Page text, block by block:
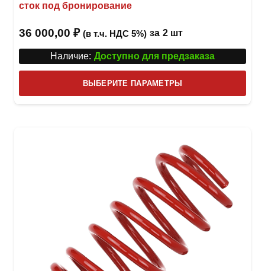
сток под бронирование
36 000,00 ₽ (в т.ч. НДС 5%) за 2 шт
Наличие: Доступно для предзаказа
ВЫБЕРИТЕ ПАРАМЕТРЫ
товар